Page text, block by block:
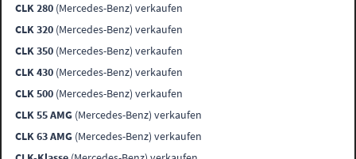
CLK 280 (Mercedes-Benz) verkaufen
CLK 320 (Mercedes-Benz) verkaufen
CLK 350 (Mercedes-Benz) verkaufen
CLK 430 (Mercedes-Benz) verkaufen
CLK 500 (Mercedes-Benz) verkaufen
CLK 55 AMG (Mercedes-Benz) verkaufen
CLK 63 AMG (Mercedes-Benz) verkaufen